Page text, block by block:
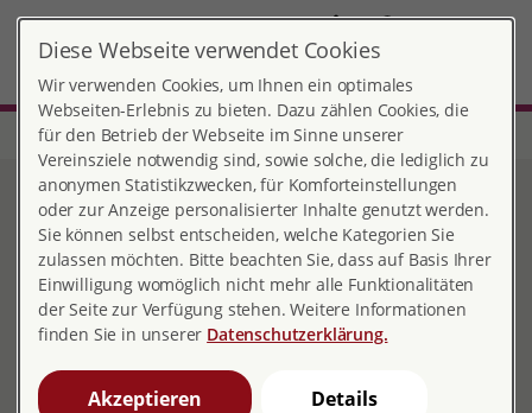
DE
Start Nordrhein-Westfalen Beratungsstelle Gütersloh
Team
Dorothea Betz
dorothea.betz@profamilia.de
Diese Webseite verwendet Cookies
Wir verwenden Cookies, um Ihnen ein optimales
Webseiten-Erlebnis zu bieten. Dazu zählen Cookies, die
für den Betrieb der Webseite im Sinne unserer
Vereinsziele notwendig sind, sowie solche, die lediglich zu
anonymen Statistikzwecken, für Komforteinstellungen
oder zur Anzeige personalisierter Inhalte genutzt werden.
Sie können selbst entscheiden, welche Kategorien Sie
zulassen möchten. Bitte beachten Sie, dass auf Basis Ihrer
Einwilligung womöglich nicht mehr alle Funktionalitäten
der Seite zur Verfügung stehen. Weitere Informationen
finden Sie in unserer Datenschutzerklärung.
Akzeptieren Details